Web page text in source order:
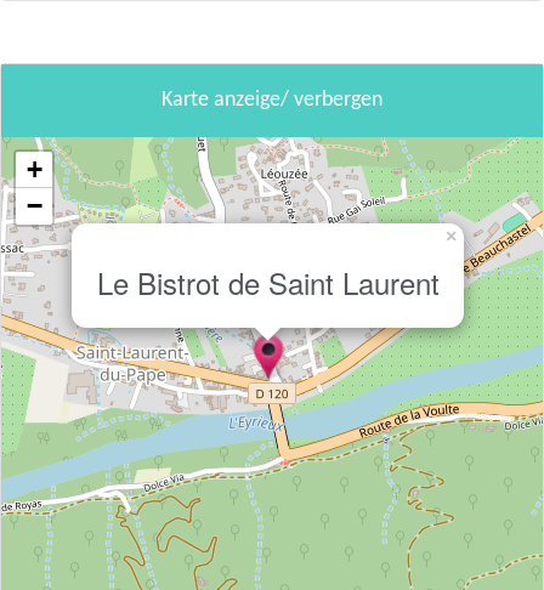
Karte anzeige/ verbergen
Le Bistrot de Saint Laurent
×
+
−